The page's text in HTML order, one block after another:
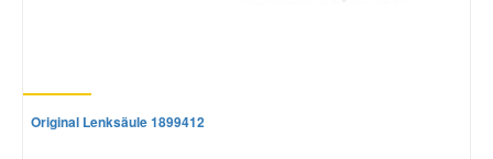
Original Lenksäule 1899412